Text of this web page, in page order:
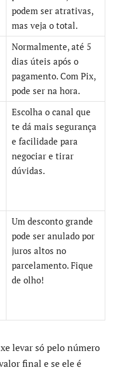
podem ser atrativas,
mas veja o total.
Normalmente, até 5
dias úteis após o
pagamento. Com Pix,
pode ser na hora.
Escolha o canal que
te dá mais segurança
e facilidade para
negociar e tirar
dúvidas.
Um desconto grande
pode ser anulado por
juros altos no
parcelamento. Fique
de olho!
levar só pelo número
final e se ele é